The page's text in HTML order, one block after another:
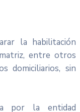
la habilitación
entre otros
domiciliarios, sin
por la entidad